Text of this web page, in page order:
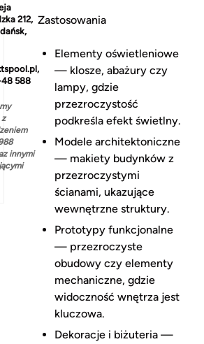
212,
588
innymi
Zastosowania
Elementy oświetleniowe
— klosze, abażury czy
lampy, gdzie
przezroczystość
podkreśla efekt świetlny.
Modele architektoniczne
— makiety budynków z
przezroczystymi
ścianami, ukazujące
wewnętrzne struktury.
Prototypy funkcjonalne
— przezroczyste
obudowy czy elementy
mechaniczne, gdzie
widoczność wnętrza jest
kluczowa.
Dekoracje i biżuteria —